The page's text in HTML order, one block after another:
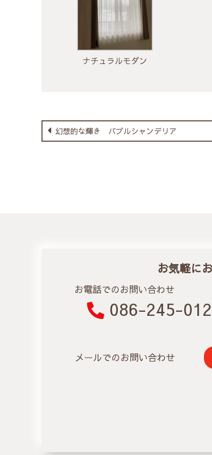
ナチュラルモダン
幻想的な輝き バブルシャンデリア
お気軽に
お電話でのお問い合わせ
086-245-
メールでのお問い合わせ